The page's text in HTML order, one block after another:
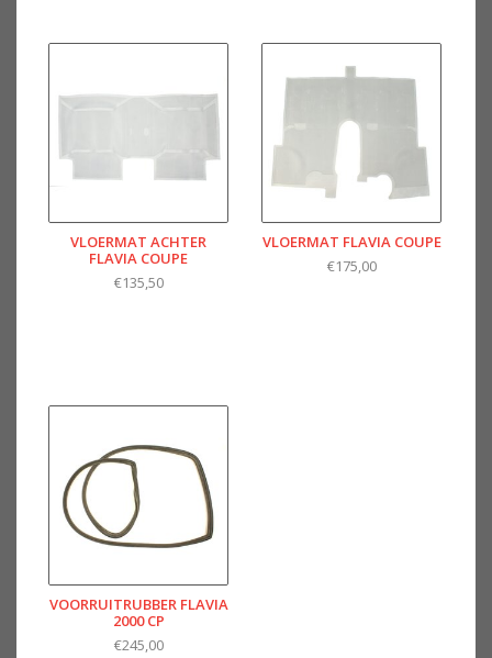
VLOERMAT ACHTER
FLAVIA COUPE
€135,50
VLOERMAT FLAVIA COUPE
€175,00
VOORRUITRUBBER FLAVIA
2000 CP
€245,00